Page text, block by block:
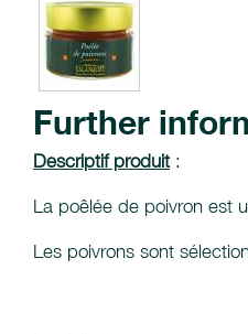
Further
Descriptif produit:
La poêlée de poivron est
Les poivrons sont